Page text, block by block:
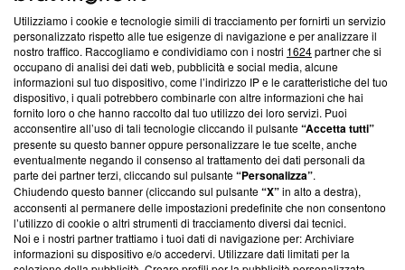
Questa sezione offre informazioni trasparenti su Blasting
News, sui nostri processi editoriali e su come ci impegniamo a
creare news di qualità. Inoltre, afferma la nostra aderenza a
‘Trust Project - News with Integrity’Blasting News non è
ancora membro del programma, ma ha richiesto di farne
parte; Trust Project non ha ancora effettuato una verifica di
conformità agli standard.
Su di noi
Team editoriale
Corporate
Utilizziamo i cookie e tecnologie simili di tracciamento per fornirti un servizio
personalizzato rispetto alle tue esigenze di navigazione e per analizzare il
nostro traffico. Raccogliamo e condividiamo con i nostri 1624partner che si
occupano di analisi dei dati web, pubblicità e social media, alcune
informazioni sul tuo dispositivo, come l’indirizzo IP e le caratteristiche del tuo
dispositivo, i quali potrebbero combinarle con altre informazioni che hai
fornito loro o che hanno raccolto dal tuo utilizzo dei loro servizi. Puoi
acconsentire all’uso di tali tecnologie cliccando il pulsante“Accetta tutti”
presente su questo banner oppure personalizzare le tue scelte, anche
eventualmente negando il consenso al trattamento dei dati personali da
parte dei partner terzi, cliccando sul pulsante“Personalizza”.
Chiudendo questo banner (cliccando sul pulsante“X”in alto a destra),
acconsenti al permanere delle impostazioni predefinite che non consentono
l’utilizzo di cookie o altri strumenti di tracciamento diversi dai tecnici.
Noi e i nostri partner trattiamo i tuoi dati di navigazione per: Archiviare
informazioni su dispositivo e/o accedervi. Utilizzare dati limitati per la